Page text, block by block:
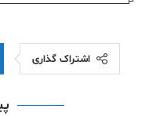
اشتراک گذاری